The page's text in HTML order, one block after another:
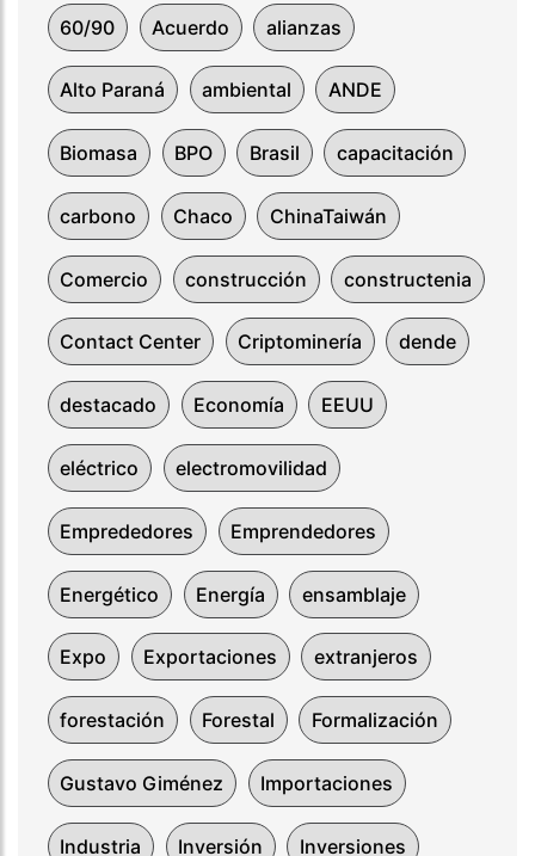
60/90 Acuerdo alianzas
Alto Paraná ambiental ANDE
Biomasa BPO Brasil capacitación
carbono Chaco ChinaTaiwán
Comercio construcción constructenia
Contact Center Criptominería dende
destacado Economía EEUU
eléctrico electromovilidad
Emprededores Emprendedores
Energético Energía ensamblaje
Expo Exportaciones extranjeros
forestación Forestal Formalización
Gustavo Giménez Importaciones
Industria Inversión Inversiones